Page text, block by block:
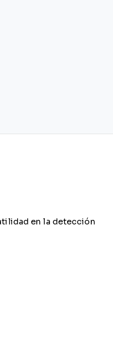
en la detección